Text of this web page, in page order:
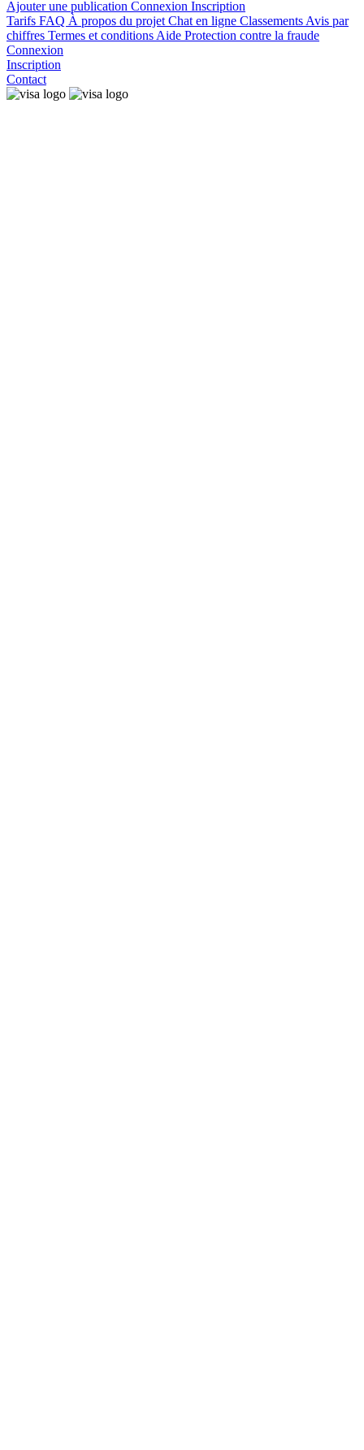
Ajouter une publication Connexion Inscription
Tarifs FAQ À propos du projet Chat en ligne Classements Avis par
chiffres Termes et conditions Aide Protection contre la fraude
Connexion
Inscription
Contact